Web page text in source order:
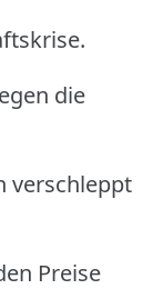
die
verschleppt
Preise